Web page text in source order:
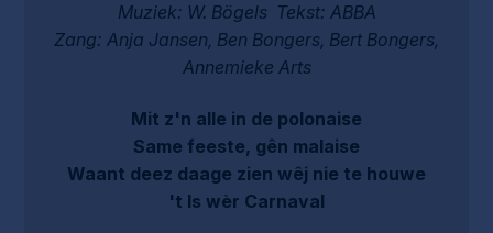
Muziek: W. Bögels Tekst: ABBA
Zang: Anja Jansen, Ben Bongers, Bert Bongers,
Annemieke Arts
Mit z'n alle in de polonaise
Same feeste, gên malaise
Waant deez daage zien wêj nie te houwe
't Is wèr Carnaval